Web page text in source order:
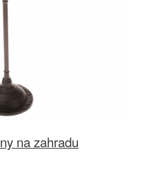
na zahradu